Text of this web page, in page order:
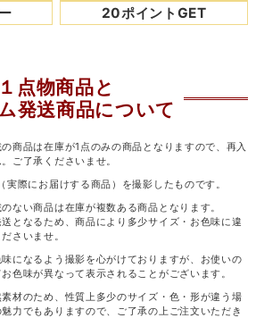
20ポイントGET
１点物商品と
発送商品について
商品は在庫が1点のみの商品となりますので、再入
ご了承くださいませ。
実際にお届けする商品）を撮影したものです。
ない商品は在庫が複数ある商品となります。
となるため、商品により多少サイズ・お色味に違
さいませ。
になるよう撮影を心がけておりますが、お使いの
色味が異なって表示されることがございます。
材のため、性質上多少のサイズ・色・形が違う場
力でもありますので、ご了承の上ご注文いただき